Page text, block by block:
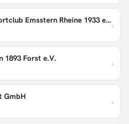
Paddel- u. Radsportclub Emsstern Rheine 1933 e.V.›
1893 Forst e.V. ›
GmbH ›